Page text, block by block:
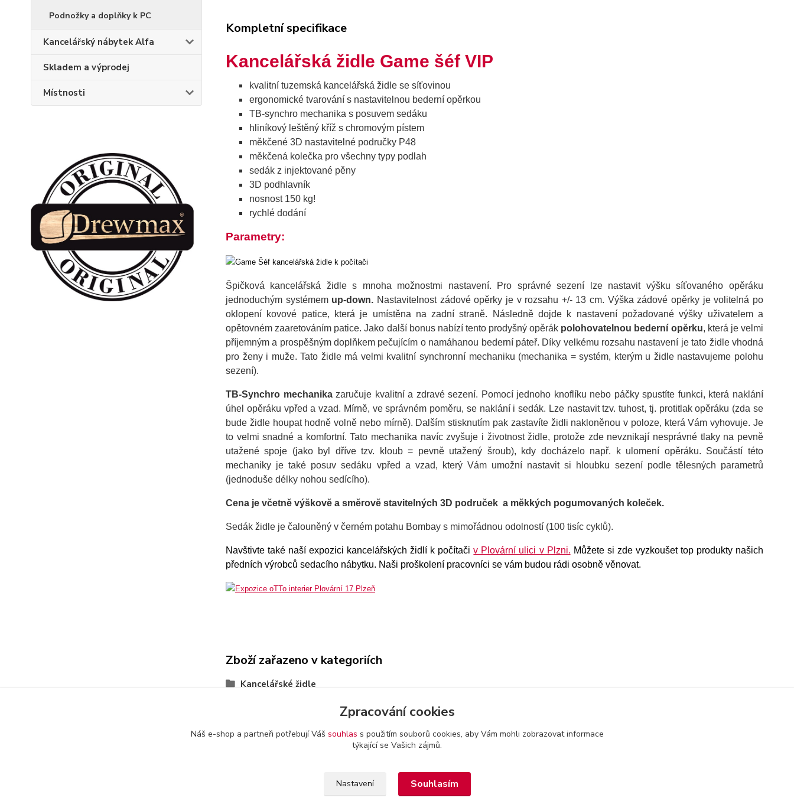
Podnožky a doplňky k PC
Kancelářský nábytek Alfa
Skladem a výprodej
Místnosti
Kompletní specifikace
Kancelářská židle Game šéf VIP
kvalitní tuzemská kancelářská židle se síťovinou
ergonomické tvarování s nastavitelnou bederní opěrkou
TB-synchro mechanika s posuvem sedáku
hliníkový leštěný kříž s chromovým pístem
měkčené 3D nastavitelné područky P48
měkčená kolečka pro všechny typy podlah
sedák z injektované pěny
3D podhlavník
nosnost 150 kg!
rychlé dodání
Parametry:
Špičková kancelářská židle s mnoha možnostmi nastavení. Pro správné sezení lze nastavit výšku síťovaného opěráku
jednoduchým systémem up-down. Nastavitelnost zádové opěrky je v rozsahu +/- 13 cm. Výška zádové opěrky je volitelná po
oklopení kovové patice, která je umístěna na zadní straně. Následně dojde k nastavení požadované výšky uživatelem a
opětovném zaaretováním patice. Jako další bonus nabízí tento prodyšný opěrák polohovatelnou bederní opěrku, která je velmi
příjemným a prospěšným doplňkem pečujícím o namáhanou bederní páteř. Díky velkému rozsahu nastavení je tato židle vhodná
pro ženy i muže. Tato židle má velmi kvalitní synchronní mechaniku (mechanika = systém, kterým u židle nastavujeme polohu
sezení).
TB-Synchro mechanikazaručuje kvalitní a zdravé sezení. Pomocí jednoho knoflíku nebo páčky spustíte funkci, která naklání
úhel opěráku vpřed a vzad. Mírně, ve správném poměru, se naklání i sedák. Lze nastavit tzv. tuhost, tj. protitlak opěráku (zda se
bude židle houpat hodně volně nebo mírně). Dalším stisknutím pak zastavíte židli nakloněnou v poloze, která Vám vyhovuje. Je
to velmi snadné a komfortní. Tato mechanika navíc zvyšuje i životnost židle, protože zde nevznikají nesprávné tlaky na pevně
utažené spoje (jako byl dříve tzv. kloub = pevně utažený šroub), kdy docházelo např. k ulomení opěráku. Součástí této
mechaniky jetaké posuv sedáku vpřed a vzad, který Vám umožní nastavit si hloubku sezení podle tělesných parametrů
(jednoduše délky nohou sedícího).
Cena je včetně výškově a směrově stavitelných 3D područek a měkkých pogumovaných koleček.
Sedák židle je čalouněný v černém potahu Bombay s mimořádnou odolností (100 tisíc cyklů).
Navštivte také naší expozici kancelářských židlí k počítačiv Plovární ulici v Plzni. Můžete si zde vyzkoušet top produkty našich
předních výrobců sedacího nábytku. Naši proškolení pracovníci se vám budou rádi osobně věnovat.
Zboží zařazeno v kategoriích
Kancelářské židle
Obchodní podmínky-Reklamační řád
Zpracování cookies
Náš e-shop a partneři potřebují Váš souhlas s použitím souborů cookies, aby Vám mohli zobrazovat informace
týkající se Vašich zájmů.
Nastavení Souhlasím